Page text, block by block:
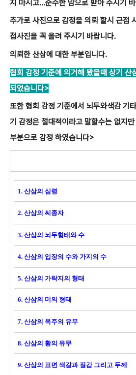
지 마시고...순수한 맘으로 받아 주시기
추가로 사진으로 감정을 의뢰 할시 근접
접사진을 꼭 올려 주시기 바랍니다.
의뢰한 산삼에 대한 부분입니다.
협회 감정 기준에 의거해 봤을때 상기 산
되었습니다>
또한 협회 감정 기준에서 뇌두와색감 기
기 감정은 절대적이라고 말할수는 없지
부분으로 감정 하였습니다>
1. 산삼의 심령
2. 산삼의 씨종자
3. 산삼의 뇌두형태와 수
4. 산삼의 입장의 수와 가지의 수
5. 산삼의 가락지의 형태
6. 산삼의 미의 형태
7. 산삼의 옥주의 유무
8. 산삼의 황의 유무
9. 산삼의 표면 색갈과 질감 그리고 두께